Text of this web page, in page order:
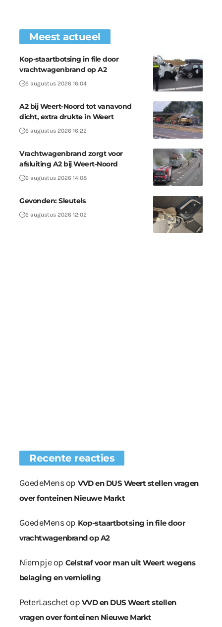
Meest actueel
Kop-staartbotsing in file door
vrachtwagenbrand op A2
6 augustus 2026 16:04
A2 bij Weert-Noord tot vanavond
dicht, extra drukte in Weert
6 augustus 2026 16:22
Vrachtwagenbrand zorgt voor
afsluiting A2 bij Weert-Noord
6 augustus 2026 14:08
Gevonden: Sleutels
6 augustus 2026 12:02
Recente reacties
GoedeMensop VVD en DUS Weert stellen vragen
over fonteinen Nieuwe Markt
GoedeMensop Kop-staartbotsing in file door
vrachtwagenbrand op A2
Niempjeop Celstraf voor man uit Weert wegens
belaging en vernieling
PeterLaschetop VVD en DUS Weert stellen
vragen over fonteinen Nieuwe Markt